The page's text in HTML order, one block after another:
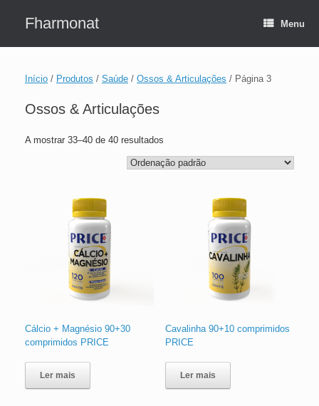
Fharmonat Menu
Início / Produtos / Saúde / Ossos & Articulações / Página 3
Ossos & Articulações
A mostrar 33–40 de 40 resultados
Cálcio + Magnésio 90+30
comprimidos PRICE
Ler mais
Cavalinha 90+10 comprimidos
PRICE
Ler mais